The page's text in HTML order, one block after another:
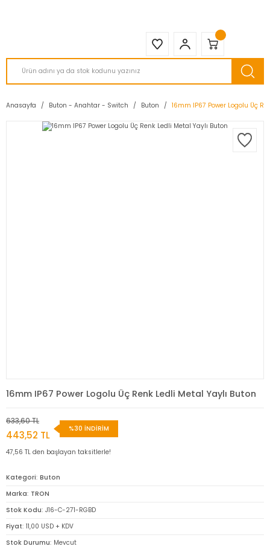
Anasayfa Buton - Anahtar - Switch Buton 16mm IP67 Power Logolu Üç
16mm IP67 Power Logolu Üç Renk Ledli Metal Yaylı Buton
633,60 TL
443,52 TL
%30 İNDİRİM
47,56 TL den başlayan taksitlerle!
Kategori Buton
Marka TRON
Stok Kodu J16-C-271-RGBD
Fiyat 11,00 USD + KDV
Stok Durumu Mevcut